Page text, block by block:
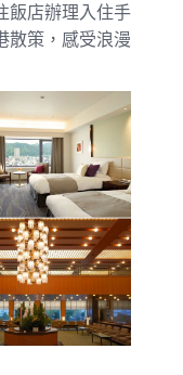
飯店辦理入住手
散策，感受浪漫